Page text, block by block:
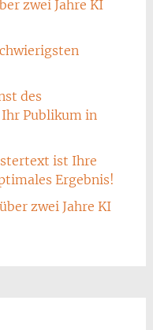
zwei Jahre KI
des
Ihr Publikum in
ist Ihre
Ergebnis!
zwei Jahre KI